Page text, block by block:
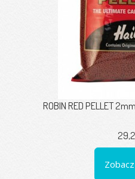
ROBIN RED PELLET